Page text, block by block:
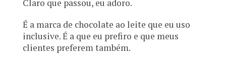
Claro que passou, eu adoro.
É a marca de chocolate ao leite que eu uso
inclusive. É a que eu prefiro e que meus
clientes preferem também.